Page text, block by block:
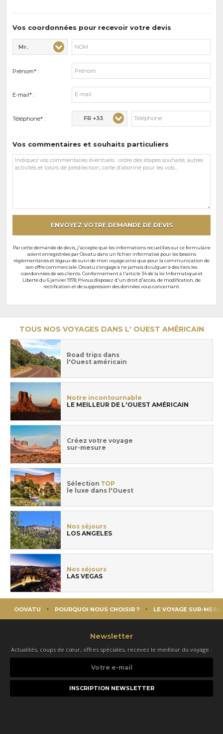
de
Vos coordonnées pour recevoir votre devis
Civilité* :
Mr.
Nom* :
Prénom* :
E-mail* :
Téléphone* : FR +33
Vos commentaires et souhaits particuliers
Vos
commentaires
ENVOYEZ VOTRE DEMANDE DE DEVIS
Par cette demande de devis, j'accepte que les informations recueillies sur ce formulaire
soient enregistrées par Oovatu dans un fichier informatisé pour les besoins
réglementaires et légaux de suivi de mon voyage ainsi que pour la communication de
son offre commerciale. Oovatu s'engage à ne jamais divulguer à des tiers les
coordonnées de ses clients. Conformément à l'article 34 de la loi Informatique et
Liberté du 6 janvier 1978, vous disposez d'un droit d'accès, de modification, de
rectification et de suppression des données vous concernant.
TOUS NOS VOYAGES DANS L' OUEST AMÉRICAIN
Road trips dans
l'Ouest américain
Notre incontournable
LE MEILLEUR DE L'OUEST AMÉRICAIN
Créez votre voyage
sur-mesure
Sélection TOP
le luxe dans l'Ouest
Nos séjours
LOS ANGELES
Nos séjours
LAS VEGAS
OOVATU POURQUOI NOUS CHOISIR ? LE VOYAGE SUR-
Newsletter
Actualités, coups de cœur, offres spéciales, recevez le meilleur du voyage :
e-